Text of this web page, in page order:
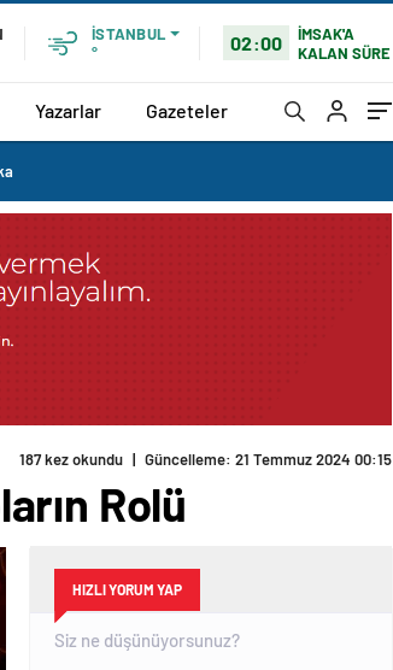
İSTANBUL
°
02:00
İMSAK'A
KALAN SÜRE
Yazarlar Gazeteler
187 kez okundu | Güncelleme: 21 Temmuz 2024 00:15
Rolü
HIZLI YORUM YAP